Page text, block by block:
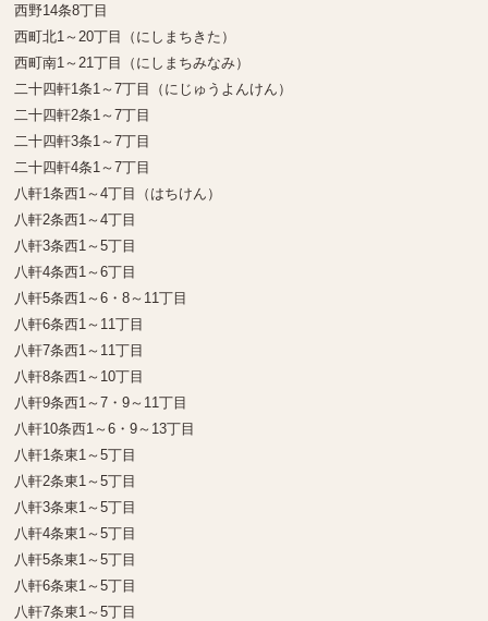
西野14条8丁目
西町北1～20丁目（にしまちきた）
西町南1～21丁目（にしまちみなみ）
二十四軒1条1～7丁目（にじゅうよんけん）
二十四軒2条1～7丁目
二十四軒3条1～7丁目
二十四軒4条1～7丁目
八軒1条西1～4丁目（はちけん）
八軒2条西1～4丁目
八軒3条西1～5丁目
八軒4条西1～6丁目
八軒5条西1～6・8～11丁目
八軒6条西1～11丁目
八軒7条西1～11丁目
八軒8条西1～10丁目
八軒9条西1～7・9～11丁目
八軒10条西1～6・9～13丁目
八軒1条東1～5丁目
八軒2条東1～5丁目
八軒3条東1～5丁目
八軒4条東1～5丁目
八軒5条東1～5丁目
八軒6条東1～5丁目
八軒7条東1～5丁目